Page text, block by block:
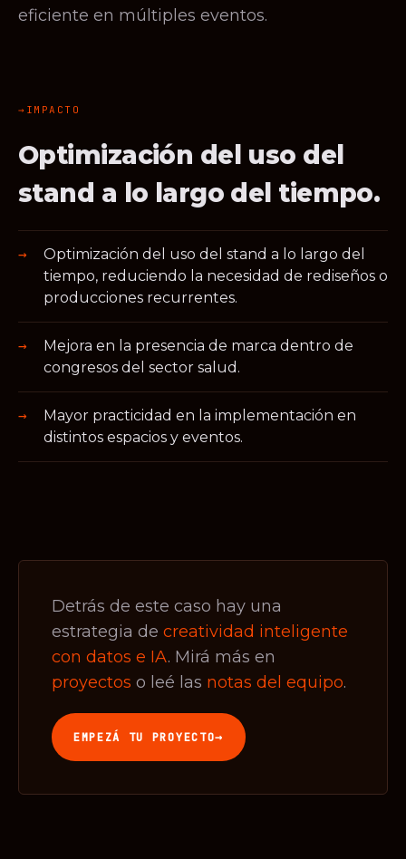
eficiente en múltiples eventos.
IMPACTO
Optimización del uso del
stand a lo largo del tiempo.
Optimización del uso del stand a lo largo del
tiempo, reduciendo la necesidad de rediseños o
producciones recurrentes.
Mejora en la presencia de marca dentro de
congresos del sector salud.
Mayor practicidad en la implementación en
distintos espacios y eventos.
Detrás de este caso hay una
estrategia de creatividad inteligente
con datos e IA. Mirá más en
proyectos o leé las notas del equipo.
EMPEZÁ TU PROYECTO→